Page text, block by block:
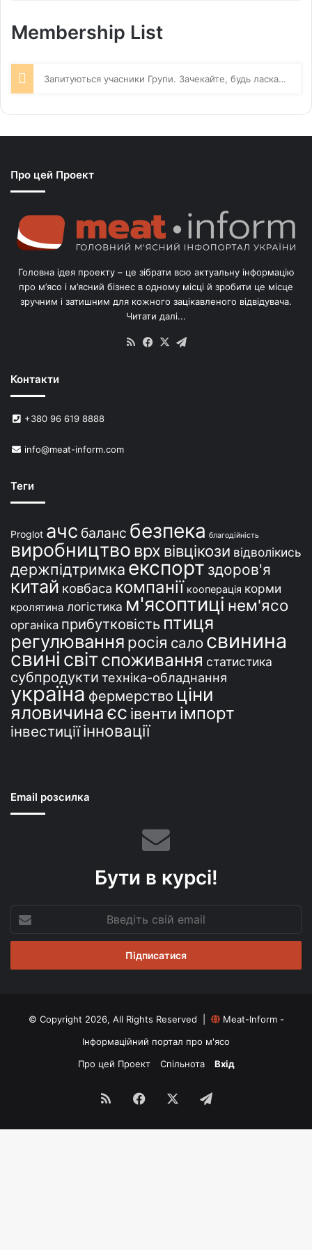
Membership List
Запитуються учасники Групи. Зачекайте, будь ласка…
Про цей Проект
Головна ідея проекту – це зібрати всю актуальну інформацію
про м’ясо і м’ясний бізнес в одному місці й зробити це місце
зручним і затишним для кожного зацікавленого відвідувача.
Читати далі...
RSS Facebook
X
Контакти
+380 96 619 8888
info@meat-inform.com
Теги
Proglot ачс баланс безпека благодійність
виробництво врх вівцікози відволікись
держпідтримка експорт здоров'я
китай ковбаса компанії кооперація корми
кролятина логістика м'ясоптиці нем'ясо
органіка прибутковість птиця
регулювання росія сало свинина
свині світспоживання статистика
субпродукти техніка-обладнання
україна фермерство ціни
яловичинаєс івенти імпорт
інвестиції інновації
Email розсилка
Бути в курсі!
свій
email
© Copyright 2026, All Rights Reserved |
Meat-Inform -
Інформаційний портал про м'ясо
Про цей Проект
Спільнота Вхід
RSS Facebook